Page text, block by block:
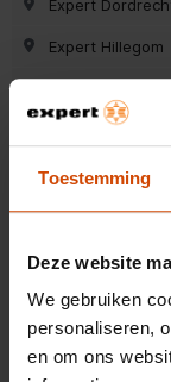
Toestemming
Deze website
We gebruiken
personaliseren,
en om ons
Expert
Expert Hillegom
Expert Oss
Expert
Expert
Expert
Expert Zutphen
Expert